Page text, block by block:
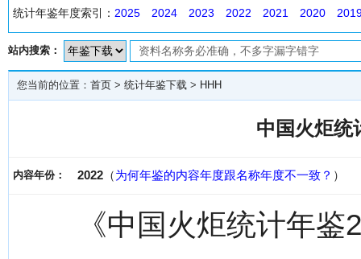
统计年鉴年度索引： 2025 2024 2023 2022 2021 2020
站内搜索：
您当前的位置： 首页 > 统计年鉴下载 > HHH
中国火炬统
内容年份： 2022 （为何年鉴的内容年度跟名称年度不一致？ ）
《中国火炬统计年